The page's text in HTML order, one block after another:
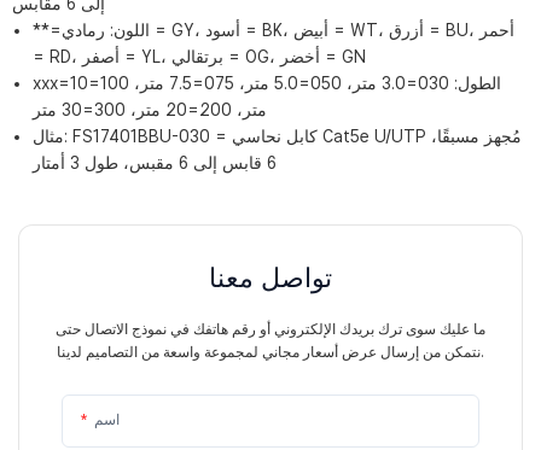
**=اللون: رمادي = GY، أسود = BK، أبيض = WT، أزرق = BU، أحمر
= RD، أصفر = YL، برتقالي = OG، أخضر = GN
xxx=الطول: 030=3.0 متر، 050=5.0 متر، 075=7.5 متر، 100=10
متر، 200=20 متر، 300=30 متر
مثال: FS17401BBU-030 = كابل نحاسي Cat5e U/UTP مُجهز مسبقًا،
6 قابس إلى 6 مقبس، طول 3 أمتار
تواصل معنا
ما عليك سوى ترك بريدك الإلكتروني أو رقم هاتفك في نموذج الاتصال حتى
نتمكن من إرسال عرض أسعار مجاني لمجموعة واسعة من التصاميم لدينا.
اسم